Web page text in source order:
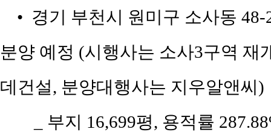
• 경기 부천시 원미구 소사동 48-
분양 예정 (시행사는 소사3구역 재
데건설, 분양대행사는 지우알앤씨)
_ 부지 16,699평, 용적률